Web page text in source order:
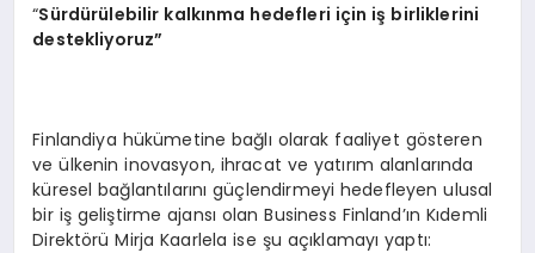
“Sürdürülebilir kalkınma hedefleri için iş birliklerini
destekliyoruz”
Finlandiya hükümetine bağlı olarak faaliyet gösteren
ve ülkenin inovasyon, ihracat ve yatırım alanlarında
küresel bağlantılarını güçlendirmeyi hedefleyen ulusal
bir iş geliştirme ajansı olan Business Finland’ın Kıdemli
Direktörü Mirja Kaarlela ise şu açıklamayı yaptı: